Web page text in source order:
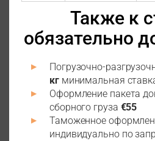
Также к
обязательно
Погрузочно-
кгминимальная
Оформление пакета
сборного груза €55
Таможенное
индивидуально по